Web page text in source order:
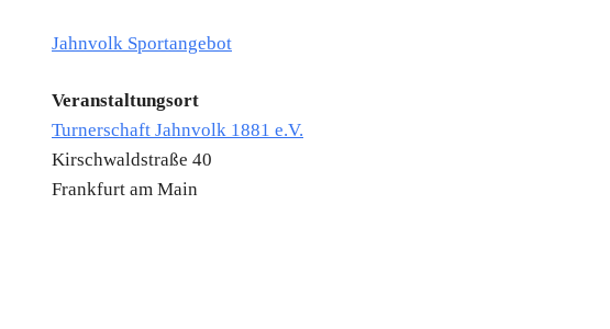
Jahnvolk Sportangebot
Veranstaltungsort
Turnerschaft Jahnvolk 1881 e.V.
Kirschwaldstraße 40
Frankfurt am Main